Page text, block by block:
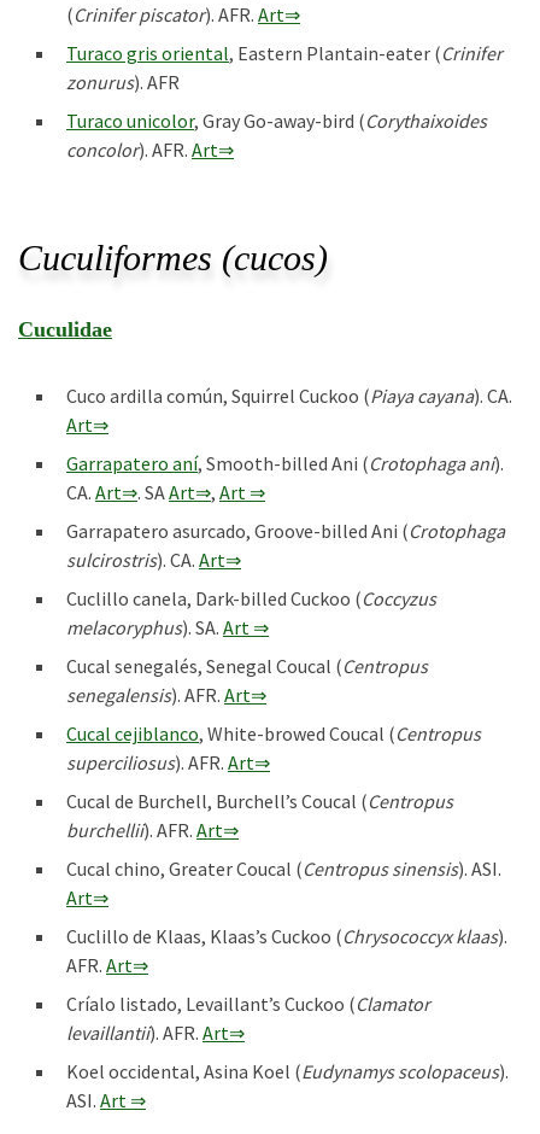
(Crinifer piscator). AFR. Art⇒
Turaco gris oriental, Eastern Plantain-eater (Crinifer
zonurus). AFR
Turaco unicolor, Gray Go-away-bird (Corythaixoides
concolor). AFR. Art⇒
Cuculiformes (cucos)
Cuculidae
Cuco ardilla común, Squirrel Cuckoo (Piaya cayana). CA.
Art⇒
Garrapatero aní, Smooth-billed Ani (Crotophaga ani).
CA. Art⇒. SAArt⇒, Art ⇒
Garrapatero asurcado, Groove-billed Ani (Crotophaga
sulcirostris). CA. Art⇒
Cuclillo canela, Dark-billed Cuckoo (Coccyzus
melacoryphus). SA. Art ⇒
Cucal senegalés, Senegal Coucal (Centropus
senegalensis). AFR. Art⇒
Cucal cejiblanco, White-browed Coucal (Centropus
superciliosus). AFR. Art⇒
Cucal de Burchell, Burchell’s Coucal (Centropus
burchellii). AFR. Art⇒
Cucal chino, Greater Coucal (Centropus sinensis). ASI.
Art⇒
Cuclillo de Klaas, Klaas’s Cuckoo (Chrysococcyx klaas).
AFR. Art⇒
Críalo listado, Levaillant’s Cuckoo (Clamator
levaillantii). AFR. Art⇒
Koel occidental, Asina Koel (Eudynamys scolopaceus).
ASI. Art ⇒